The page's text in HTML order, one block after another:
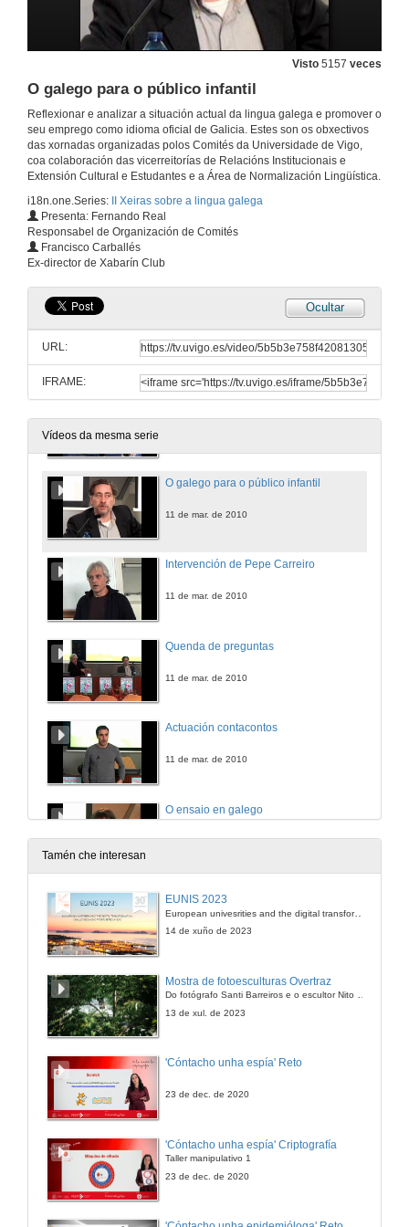
Visto 5157 veces
O galego para o público infantil
Reflexionar e analizar a situación actual da lingua galega e promover o
seu emprego como idioma oficial de Galicia. Estes son os obxectivos
das xornadas organizadas polos Comités da Universidade de Vigo,
coa colaboración das vicerreitorías de Relacións Institucionais e
Extensión Cultural e Estudantes e a Área de Normalización Lingüística.
i18n.one.Series:
II Xeiras sobre a lingua galega
Presenta: Fernando Real
Responsabel de Organización de Comités
Francisco Carballés
Ex-director de Xabarín Club
Ocultar
URL:
IFRAME:
Vídeos da mesma serie
10 de mar. de 2010
Intervención de Henrique Costas
Intervención de Daniel Landesa
Intervención de Fran Rei
10 de mar. de 2010
Turno de preguntas
O galego para o público infantil
11 de mar. de 2010
Intervención de Pepe Carreiro
11 de mar. de 2010
Quenda de preguntas
11 de mar. de 2010
Actuación contacontos
11 de mar. de 2010
O ensaio en galego
11 de mar. de 2010
Humor galego
Tamén che interesan
EUNIS 2023
European univesrities and the digital transformation: challenges and opportunities ahead
14 de xuño de 2023
Mostra de fotoesculturas Overtraz
Do fotógrafo Santi Barreiros e o escultor Nito Contreras.
13 de xul. de 2023
'Cóntacho unha espía' Reto
23 de dec. de 2020
'Cóntacho unha espía' Criptografía
Taller manipulativo 1
23 de dec. de 2020